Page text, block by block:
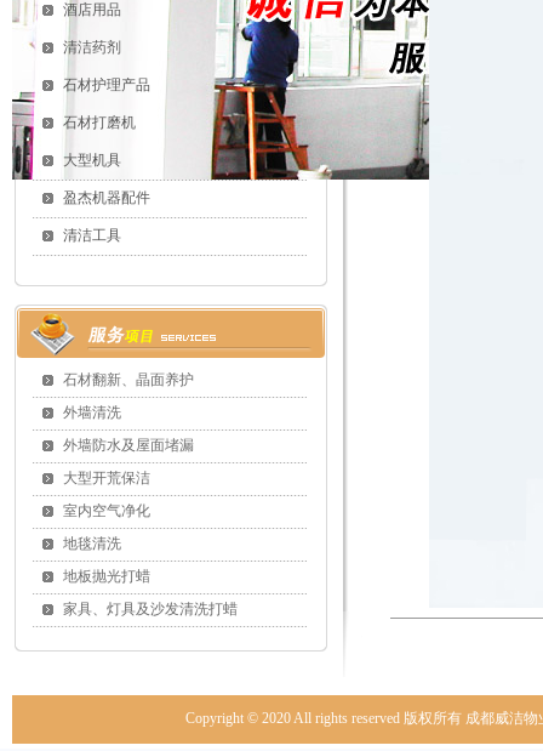
酒店用品
清洁药剂
石材护理产品
石材打磨机
大型机具
盈杰机器配件
清洁工具
石材翻新、晶面养护
外墙清洗
外墙防水及屋面堵漏
大型开荒保洁
室内空气净化
地毯清洗
地板抛光打蜡
家具、灯具及沙发清洗打蜡
Copyright © 2020 All rights reserved 版权所有 成都威